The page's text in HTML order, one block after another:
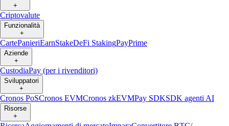
+
Criptovalute
Funzionalità
+
CartePanieriEarnStakeDeFi StakingPayPrime
Aziende
+
CustodiaPay (per i rivenditori)
Sviluppatori
+
Cronos PoSCronos EVMCronos zkEVMPay SDKSDK agenti AI
Risorse
+